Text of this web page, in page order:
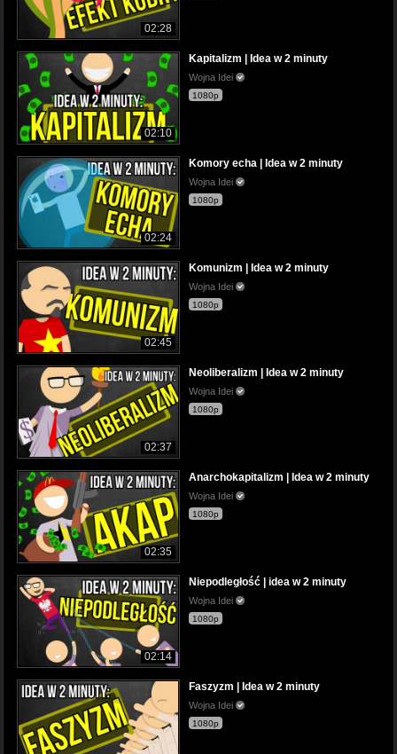
02:28
02:10
Kapitalizm | Idea w 2 minuty
Wojna Idei
1080p
02:24
Komory echa | Idea w 2 minuty
Wojna Idei
1080p
02:45
Komunizm | Idea w 2 minuty
Wojna Idei
1080p
02:37
Neoliberalizm | Idea w 2 minuty
Wojna Idei
1080p
02:35
Anarchokapitalizm | Idea w 2 minuty
Wojna Idei
1080p
02:14
Niepodległość | idea w 2 minuty
Wojna Idei
1080p
Faszyzm | Idea w 2 minuty
Wojna Idei
1080p